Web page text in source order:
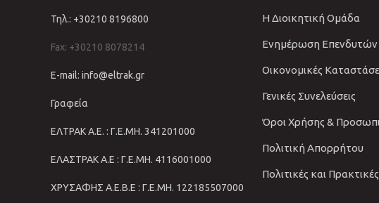
Τηλ.: +30210 8196800
Fax: +30210 8078214
E-mail: info@eltrak.gr
Γραφεία
ΕΛΤΡΑΚ Α.Ε. : Γ.Ε.ΜΗ. 341201000
ΕΛΑΣΤΡΑΚ Α.Ε : Γ.Ε.ΜΗ. 4116001000
ΧΡΥΣΑΦΗΣ Α.Ε.Β.Ε : Γ.Ε.ΜΗ. 122185507000
Η Διοικητική Ομάδα
Ενημέρωση Επενδυτών
Οικονομικές
Γενικές Συνελεύσεις
Όροι Χρήσης &
Πολιτική Απορρήτου
Πολιτικές και Πρακτικές